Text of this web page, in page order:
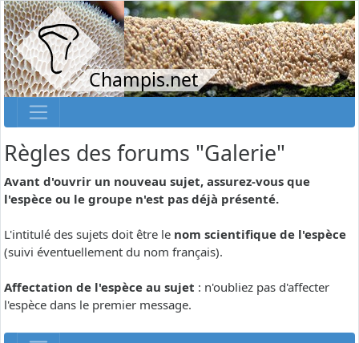
Champis.net
Règles des forums "Galerie"
Avant d'ouvrir un nouveau sujet, assurez-vous que
l'espèce ou le groupe n'est pas déjà présenté.
L'intitulé des sujets doit être le nom scientifique de l'espèce
(suivi éventuellement du nom français).
Affectation de l'espèce au sujet : n'oubliez pas d'affecter
l'espèce dans le premier message.